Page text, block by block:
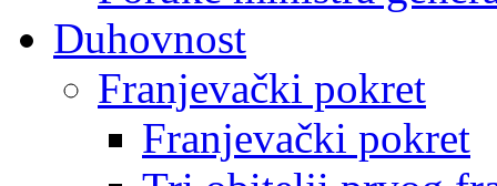
Duhovnost
Franjevački pokret
Franjevački pokret